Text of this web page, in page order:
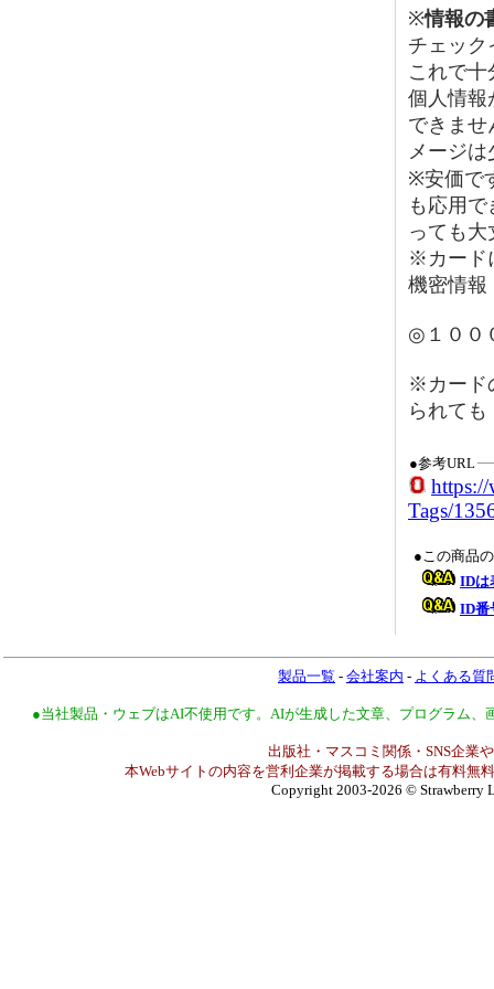
※情報の
チェック
これで
個人情報
できませ
メージは
※安価で
も応用
っても大
※カード
機密情報
◎１００
※カード
られて
●参考URL
Tags/
●この商品
IDは
ID番
製品一覧 - 会社案内 - よくある質
●当社製品・ウェブはAI不使用です。AIが生成した文章、プログラム
出版社・マスコミ関係・SNS企業
本Webサイトの内容を営利企業が掲載する場合は有料無
Copyright 2003-2026 © Strawberry